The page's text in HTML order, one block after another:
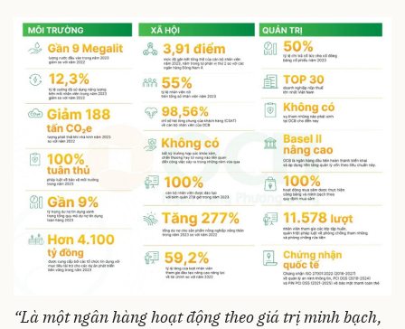
“Là một ngân hàng hoạt động theo giá trị minh bạch,